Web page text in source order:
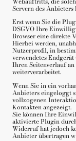
Servern des
Erst wenn Sie die
DSGVO Ihre
Browser eine direkte
Hierbei werden,
Nutzerprofil, in
verwendetes
Ihren Seitenverlauf
weiterverarbeitet.
Wenn Sie in ein
Anbieters eingeloggt
vollzogenen
Kontakten angezeigt.
Sie können Ihre
aktivierte Plugin
Widerruf hat jedoch
Anbieter übertragen